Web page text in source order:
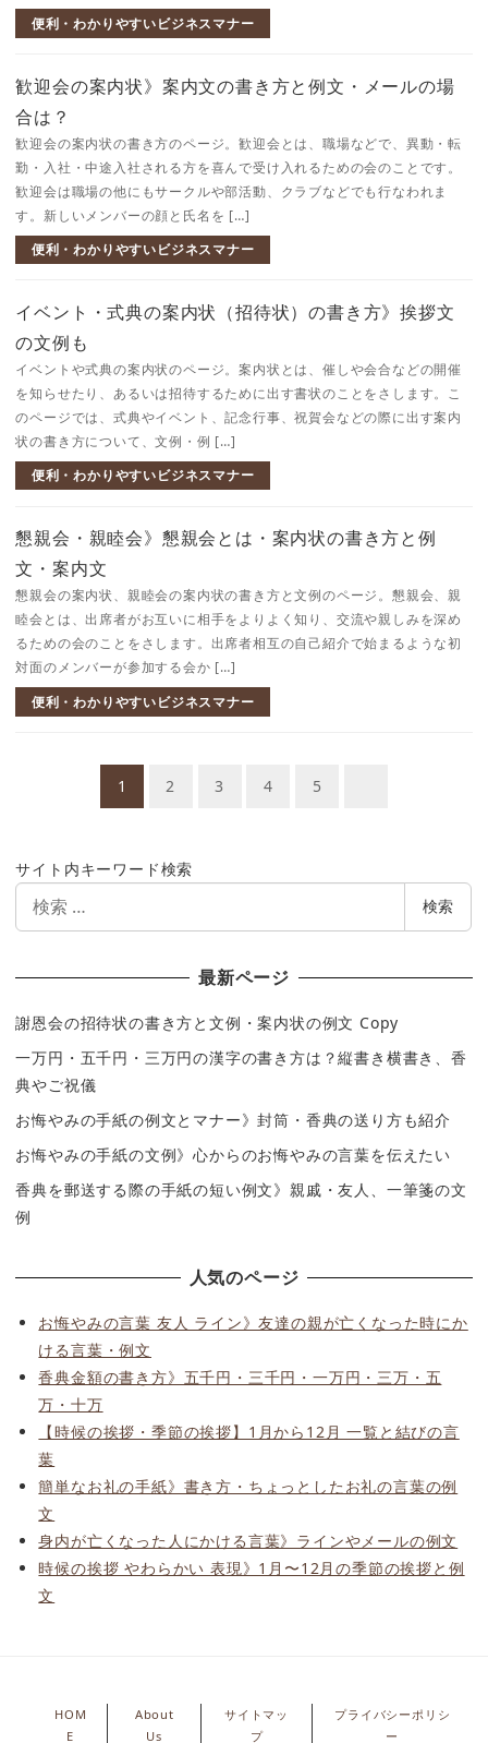
便利・わかりやすいビジネスマナー
歓迎会の案内状》案内文の書き方と例文・メールの場
合は？
歓迎会の案内状の書き方のページ。歓迎会とは、職場などで、異動・転
勤・入社・中途入社される方を喜んで受け入れるための会のことです。
歓迎会は職場の他にもサークルや部活動、クラブなどでも行なわれま
す。新しいメンバーの顔と氏名を […]
便利・わかりやすいビジネスマナー
イベント・式典の案内状（招待状）の書き方》挨拶文
の文例も
イベントや式典の案内状のページ。案内状とは、催しや会合などの開催
を知らせたり、あるいは招待するために出す書状のことをさします。こ
のページでは、式典やイベント、記念行事、祝賀会などの際に出す案内
状の書き方について、文例・例 […]
便利・わかりやすいビジネスマナー
懇親会・親睦会》懇親会とは・案内状の書き方と例
文・案内文
懇親会の案内状、親睦会の案内状の書き方と文例のページ。懇親会、親
睦会とは、出席者がお互いに相手をよりよく知り、交流や親しみを深め
るための会のことをさします。出席者相互の自己紹介で始まるような初
対面のメンバーが参加する会か […]
便利・わかりやすいビジネスマナー
ビ
ゲ
ョ
ン
1 2 3 4 5
サイト内キーワード検索
索
検索
最新ページ
謝恩会の招待状の書き方と文例・案内状の例文 Copy
一万円・五千円・三万円の漢字の書き方は？縦書き横書き、香
典やご祝儀
お悔やみの手紙の例文とマナー》封筒・香典の送り方も紹介
お悔やみの手紙の文例》心からのお悔やみの言葉を伝えたい
香典を郵送する際の手紙の短い例文》親戚・友人、一筆箋の文
例
人気のページ
お悔やみの言葉 友人 ライン》友達の親が亡くなった時にか
ける言葉・例文
香典金額の書き方》五千円・三千円・一万円・三万・五
万・十万
【時候の挨拶・季節の挨拶】1月から12月 一覧と結びの言
葉
簡単なお礼の手紙》書き方・ちょっとしたお礼の言葉の例
文
身内が亡くなった人にかける言葉》ラインやメールの例文
時候の挨拶 やわらかい 表現》1月〜12月の季節の挨拶と例
文
HOM
E
About
Us
サイトマッ
プ
プライバシーポリシ
ー